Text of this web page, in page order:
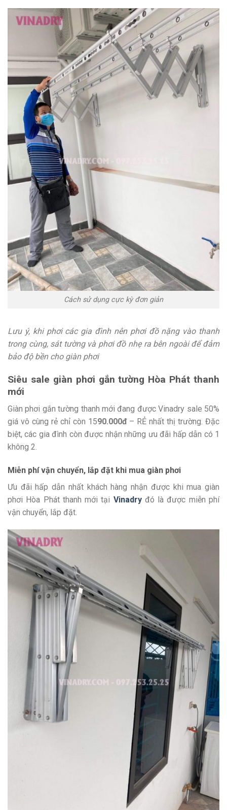
Cách sử dụng cực kỳ đơn giản
Lưu ý, khi phơi các gia đình nên phơi đồ nặng vào thanh
trong cùng, sát tường và phơi đồ nhẹ ra bên ngoài để đảm
bảo độ bền cho giàn phơi
Siêu sale giàn phơi gắn tường Hòa Phát thanh
mới
Giàn phơi gắn tường thanh mới đang được Vinadry sale 50%
giá vô cùng rẻ chỉ còn 1590.000đ– RẺ nhất thị trường. Đặc
biệt, các gia đình còn được nhận những ưu đãi hấp dẫn có 1
không 2.
Miễn phí vận chuyển, lắp đặt khi mua giàn phơi
Ưu đãi hấp dẫn nhất khách hàng nhận được khi mua giàn
phơi Hòa Phát thanh mới tại Vinadryđó là được miễn phí
vận chuyển, lắp đặt.